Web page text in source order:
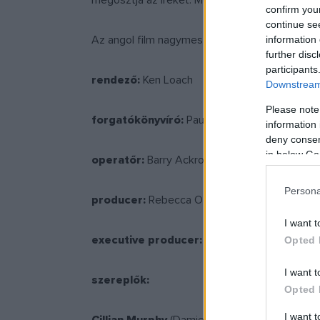
confirm
continue
information
further
Please
information
deny
in below
I want
Opted
I want
Opted
I want
Az angol film nagymestere, Ken Loach
rendező: Ken Loach
forgatókönyvíró: Paul Laverty
operatőr: Barry Ackroyd
producer: Rebecca O'Brien, Redmond Morris
executive producer: Andrew Lowery, Nigel
szereplők: